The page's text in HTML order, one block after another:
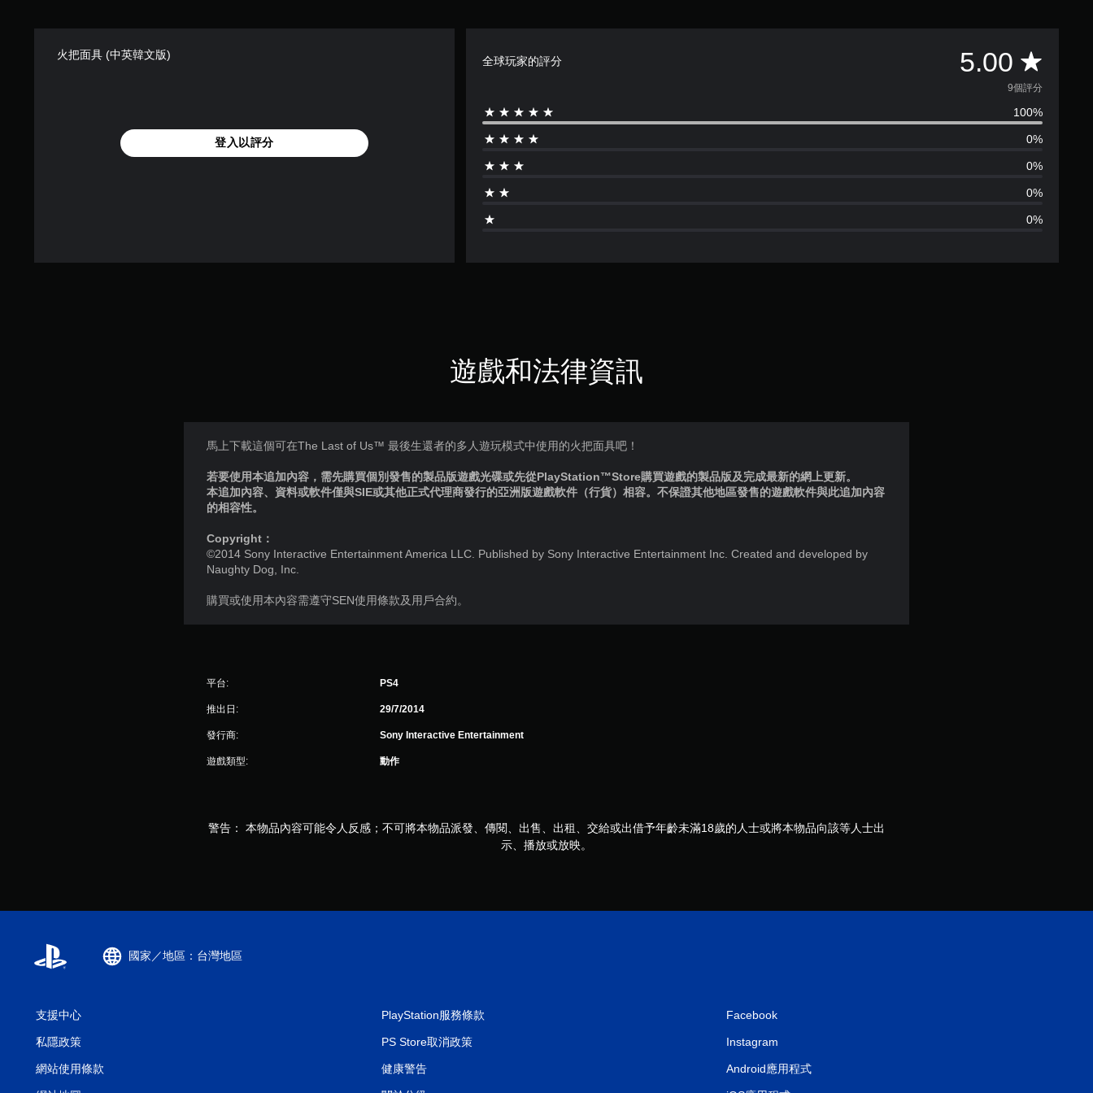
火把面具 (中英韓文版)
登入以評分
全球玩家的評分 5.00 平
均
評
分
為
5
顆
9個評分
100%
0%
0%
0%
0%
遊戲和法律資訊
馬上下載這個可在The Last of Us™ 最後生還者的多人遊玩模式中使用的火把面具吧！
若要使用本追加內容，需先購買個別發售的製品版遊戲光碟或先從PlayStation™Store購買遊戲的製品版及完成最新的網上更新。
本追加內容、資料或軟件僅與SIE或其他正式代理商發行的亞洲版遊戲軟件（行貨）相容。不保證其他地區發售的遊戲軟件與此追加內容
的相容性。
Copyright：
©2014 Sony Interactive Entertainment America LLC. Published by Sony Interactive Entertainment Inc. Created and developed by
Naughty Dog, Inc.
購買或使用本內容需遵守SEN使用條款及用戶合約。
平台: PS4
推出日: 29/7/2014
發行商: Sony Interactive Entertainment
遊戲類型: 動作
警告： 本物品內容可能令人反感；不可將本物品派發、傳閱、出售、出租、交給或出借予年齡未滿18歲的人士或將本物品向該等人士出
示、播放或放映。
國家／地區：台灣地區
支援中心
私隱政策
網站使用條款
PlayStation服務條款
PS Store取消政策
健康警告
Facebook
Instagram
Android應用程式